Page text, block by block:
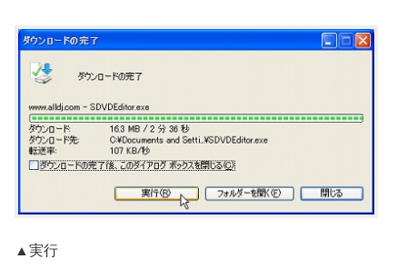
▲実行